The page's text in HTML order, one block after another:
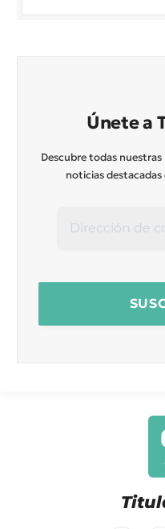
Únete a
Descubre todas
noticias